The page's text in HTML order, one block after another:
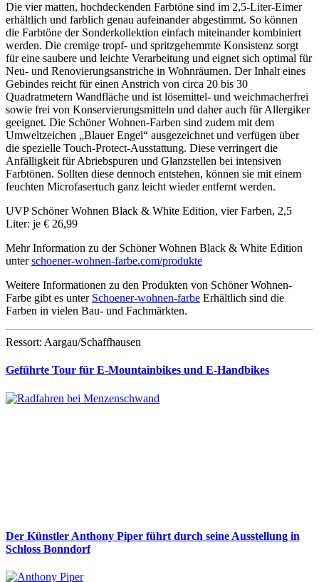
Die vier matten, hochdeckenden Farbtöne sind im 2,5-Liter-Eimer
erhältlich und farblich genau aufeinander abgestimmt. So können
die Farbtöne der Sonderkollektion einfach miteinander kombiniert
werden. Die cremige tropf- und spritzgehemmte Konsistenz sorgt
für eine saubere und leichte Verarbeitung und eignet sich optimal für
Neu- und Renovierungsanstriche in Wohnräumen. Der Inhalt eines
Gebindes reicht für einen Anstrich von circa 20 bis 30
Quadratmetern Wandfläche und ist lösemittel- und weichmacherfrei
sowie frei von Konservierungsmitteln und daher auch für Allergiker
geeignet. Die Schöner Wohnen-Farben sind zudem mit dem
Umweltzeichen „Blauer Engel“ ausgezeichnet und verfügen über
die spezielle Touch-Protect-Ausstattung. Diese verringert die
Anfälligkeit für Abriebspuren und Glanzstellen bei intensiven
Farbtönen. Sollten diese dennoch entstehen, können sie mit einem
feuchten Microfasertuch ganz leicht wieder entfernt werden.
UVP Schöner Wohnen Black & White Edition, vier Farben, 2,5
Liter: je € 26,99
Mehr Information zu der Schöner Wohnen Black & White Edition
unterschoener-wohnen-farbe.com/produkte
Weitere Informationen zu den Produkten von Schöner Wohnen-
Farbe gibt es unter Schoener-wohnen-farbe Erhältlich sind die
Farben in vielen Bau- und Fachmärkten.
Ressort: Aargau/Schaffhausen
Geführte Tour für E-Mountainbikes und E-Handbikes
Der Künstler Anthony Piper führt durch seine Ausstellung in
Schloss Bonndorf